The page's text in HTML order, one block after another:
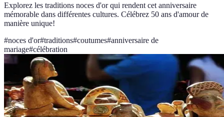
Explorez les traditions noces d'or qui rendent cet anniversaire
mémorable dans différentes cultures. Célébrez 50 ans d'amour de
manière unique!
#noces d'or#traditions#coutumes#anniversaire de
mariage#célébration